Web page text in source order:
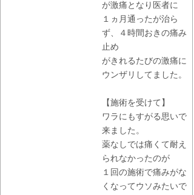
が激痛となり医者に
１ヵ月通ったが治ら
ず、４時間おきの痛み
止め
がきれるたびの激痛に
ウンザリしてました。
【施術を受けて】
ワラにもすがる思いで
来ました。
薬なしでは痛くて耐え
られなかったのが
１回の施術で痛みがな
くなってウソみたいで